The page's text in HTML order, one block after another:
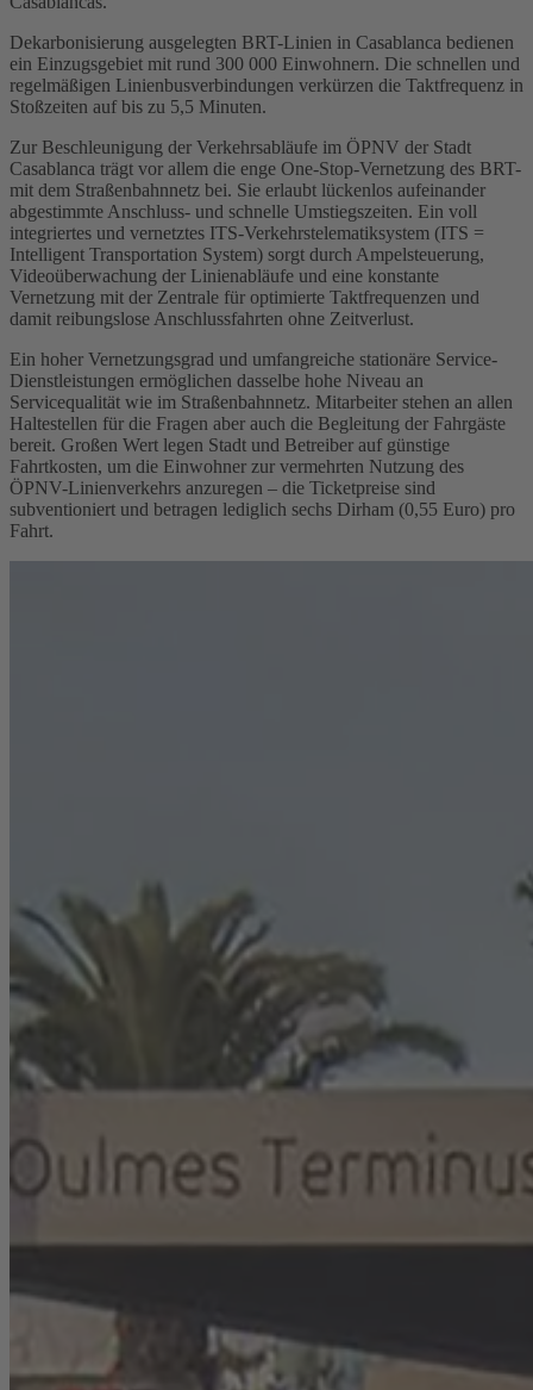
Dekarbonisierung ausgelegten BRT-Linien in Casablanca bedienen
ein Einzugsgebiet mit rund 300 000 Einwohnern. Die schnellen und
regelmäßigen Linienbusverbindungen verkürzen die Taktfrequenz in
Stoßzeiten auf bis zu 5,5 Minuten.
Zur Beschleunigung der Verkehrsabläufe im ÖPNV der Stadt
Casablanca trägt vor allem die enge One-Stop-Vernetzung des BRT-
mit dem Straßenbahnnetz bei. Sie erlaubt lückenlos aufeinander
abgestimmte Anschluss- und schnelle Umstiegszeiten. Ein voll
integriertes und vernetztes ITS-Verkehrstelematiksystem (ITS =
Intelligent Transportation System) sorgt durch Ampelsteuerung,
Videoüberwachung der Linienabläufe und eine konstante
Vernetzung mit der Zentrale für optimierte Taktfrequenzen und
damit reibungslose Anschlussfahrten ohne Zeitverlust.
Ein hoher Vernetzungsgrad und umfangreiche stationäre Service-
Dienstleistungen ermöglichen dasselbe hohe Niveau an
Servicequalität wie im Straßenbahnnetz. Mitarbeiter stehen an allen
Haltestellen für die Fragen aber auch die Begleitung der Fahrgäste
bereit. Großen Wert legen Stadt und Betreiber auf günstige
Fahrtkosten, um die Einwohner zur vermehrten Nutzung des
ÖPNV-Linienverkehrs anzuregen – die Ticketpreise sind
subventioniert und betragen lediglich sechs Dirham (0,55 Euro) pro
Fahrt.